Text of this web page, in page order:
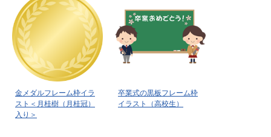
金メダルフレーム枠イラ
スト＜月桂樹（月桂冠）
入り＞
卒業式の黒板フレーム枠
イラスト（高校生）